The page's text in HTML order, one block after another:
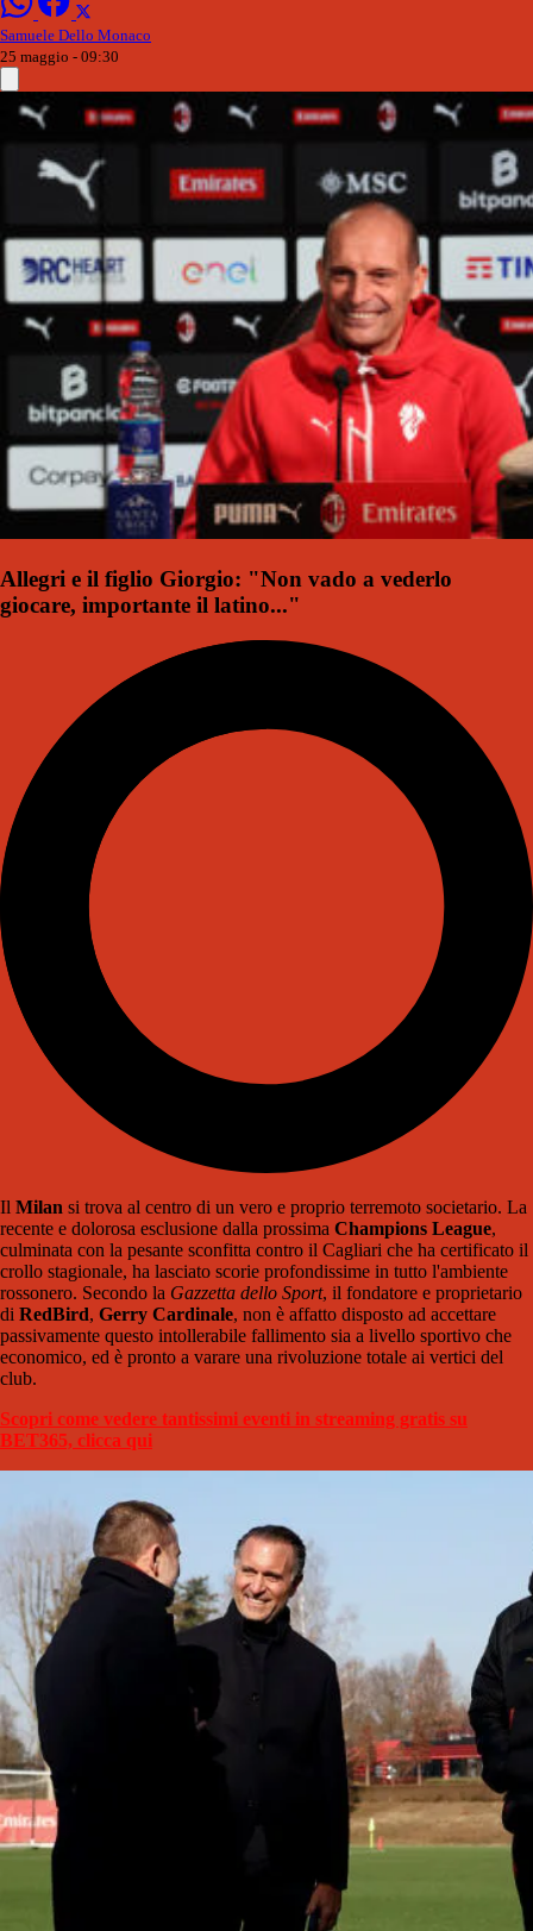
Samuele Dello Monaco
25 maggio - 09:30
Allegri e il figlio Giorgio: "Non vado a vederlo
giocare, importante il latino..."
Il Milan si trova al centro di un vero e proprio terremoto societario. La
recente e dolorosa esclusione dalla prossima Champions League,
culminata con la pesante sconfitta contro il Cagliari che ha certificato il
crollo stagionale, ha lasciato scorie profondissime in tutto l'ambiente
rossonero. Secondo la Gazzetta dello Sport, il fondatore e proprietario
di RedBird, Gerry Cardinale, non è affatto disposto ad accettare
passivamente questo intollerabile fallimento sia a livello sportivo che
economico, ed è pronto a varare una rivoluzione totale ai vertici del
club.
Scopri come vedere tantissimi eventi in streaming gratis su
BET365, clicca qui